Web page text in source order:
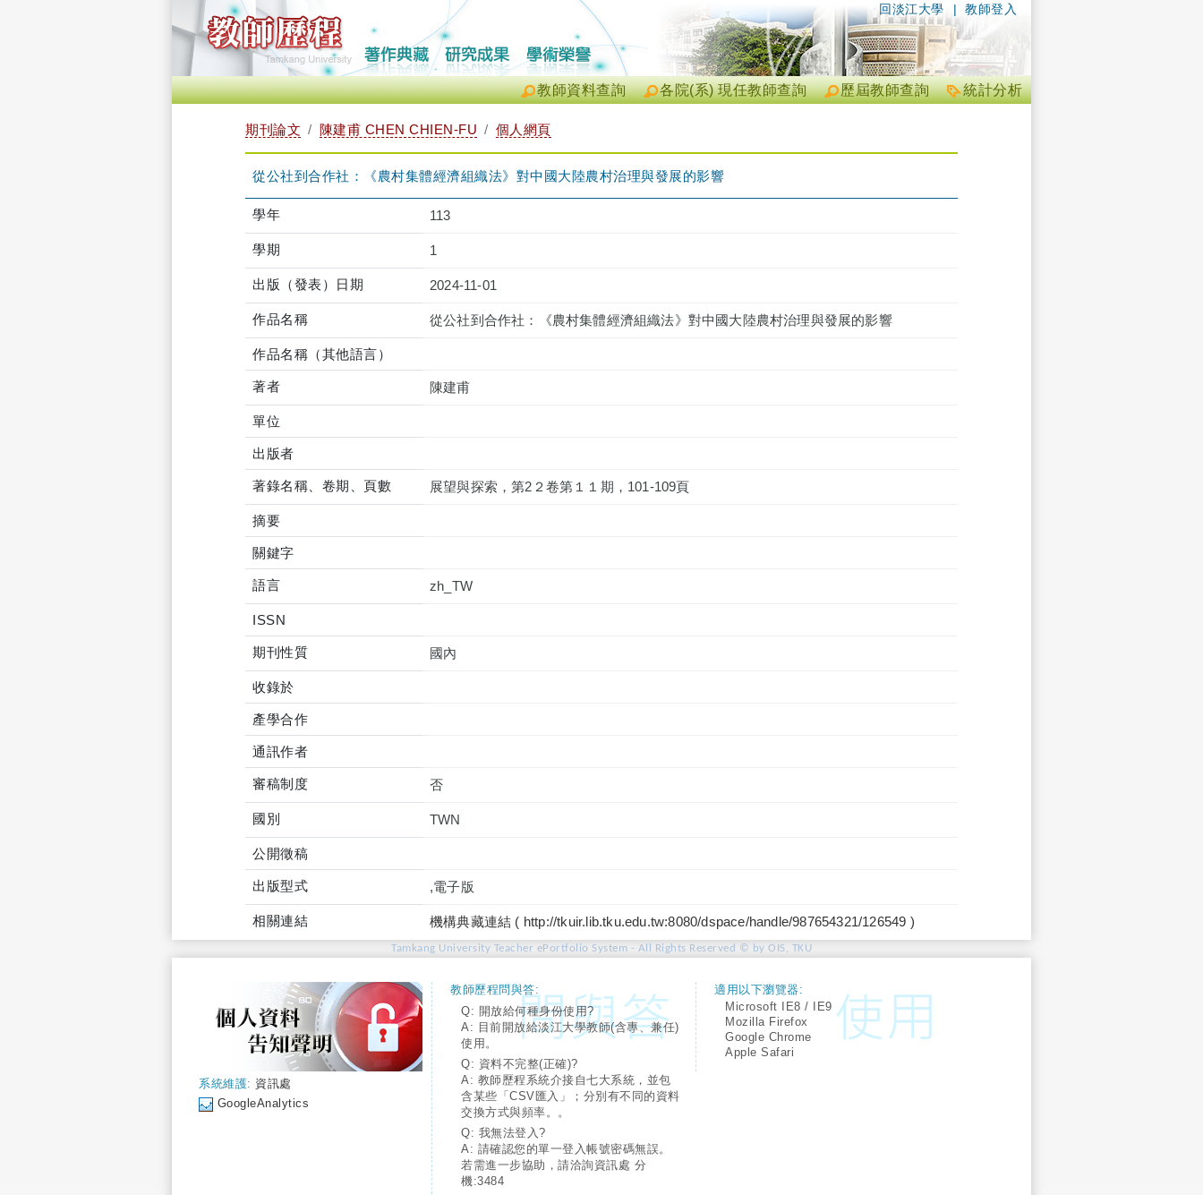
| 教師登入
回淡江大學
統計分析
歷屆教師查詢
各院(系) 現任教師查詢
教師資料查詢
期刊論文 陳建甫 CHEN CHIEN-FU 個人網頁
從公社到合作社：《農村集體經濟組織法》對中國大陸農村治理與發展的影響
學年 113
學期 1
出版（發表）日期 2024-11-01
作品名稱 從公社到合作社：《農村集體經濟組織法》對中國大陸農村治理與發展的影響
作品名稱（其他語言）
著者 陳建甫
單位
出版者
著錄名稱、卷期、頁數 展望與探索，第2２卷第１１期，101-109頁
摘要
關鍵字
語言 zh_TW
ISSN
期刊性質 國內
收錄於
產學合作
通訊作者
審稿制度 否
國別 TWN
公開徵稿
出版型式 ,電子版
相關連結 機構典藏連結 ( http://tkuir.lib.tku.edu.tw:8080/dspace/handle/987654321/126549 )
Tamkang University Teacher ePortfolio System - All Rights Reserved © by OIS, TKU
系統維護: 資訊處
GoogleAnalytics
教師歷程問與答:
Q: 開放給何種身份使用?
A: 目前開放給淡江大學教師(含專、兼任)
使用。
Q: 資料不完整(正確)?
A: 教師歷程系統介接自七大系統，並包
含某些「CSV匯入」；分別有不同的資料
交換方式與頻率。。
Q: 我無法登入?
A: 請確認您的單一登入帳號密碼無誤。
若需進一步協助，請洽詢資訊處 分
機:3484
適用以下瀏覽器:
Microsoft IE8 / IE9
Mozilla Firefox
Google Chrome
Apple Safari